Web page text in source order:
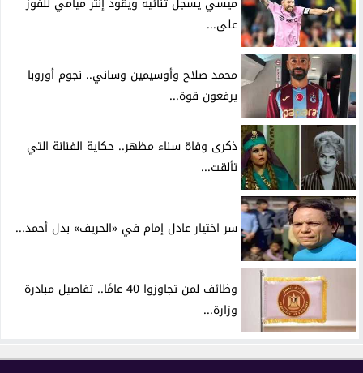
على...
محمد صلاح وأوسيمين وساني.. نجوم أوروبا
يرفعون قوة...
ذكرى وفاة سناء مظهر.. حكاية الفنانة التي
تألقت...
سر اختيار عادل إمام في «الحريف» بدل أحمد...
وظائف لمن تجاوزوا 40 عامًا.. تفاصيل مبادرة
وزارة...